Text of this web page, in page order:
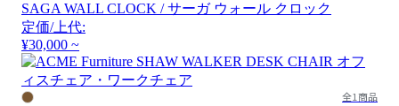
SAGA WALL CLOCK / サーガ ウォール クロック
定価/上代:
¥30,000 ~
全1商品